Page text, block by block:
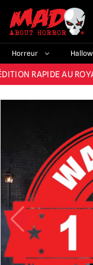
Horreur
ET LA MEILLEURE
RAPIDE AU
GAMME
ET LA MEILLEURE